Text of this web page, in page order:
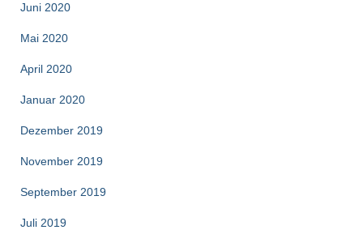
Juni 2020
Mai 2020
April 2020
Januar 2020
Dezember 2019
November 2019
September 2019
Juli 2019